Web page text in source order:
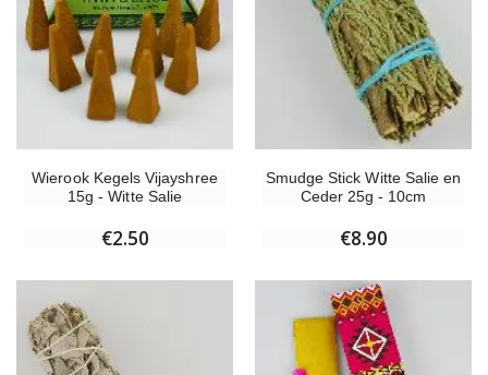
Wierook Kegels Vijayshree
15g - Witte Salie
€2.50
Smudge Stick Witte Salie en
Ceder 25g - 10cm
€8.90